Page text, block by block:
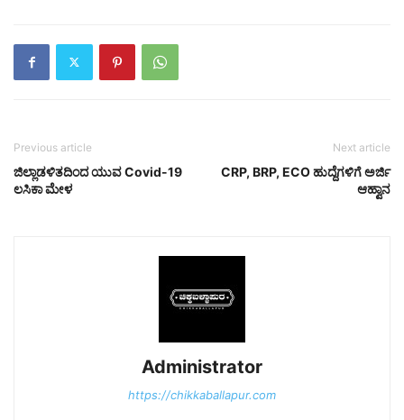
Previous article
ಜಿಲ್ಲಾಡಳಿತದಿಂದ ಯುವ Covid-19
ಲಸಿಕಾ ಮೇಳ
Next article
CRP, BRP, ECO ಹುದ್ದೆಗಳಿಗೆ ಅರ್ಜಿ
ಆಹ್ವಾನ
Administrator
https://chikkaballapur.com